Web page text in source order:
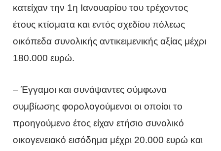
κατείχαν την 1η Ιανουαρίου του τρέχοντος
έτους κτίσματα και εντός σχεδίου πόλεως
οικόπεδα συνολικής αντικειμενικής αξίας μέχρι
180.000 ευρώ.
– Έγγαμοι και συνάψαντες σύμφωνα
συμβίωσης φορολογούμενοι οι οποίοι το
προηγούμενο έτος είχαν ετήσιο συνολικό
οικογενειακό εισόδημα μέχρι 20.000 ευρώ και